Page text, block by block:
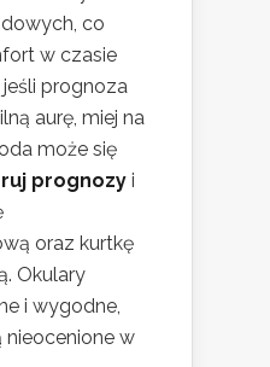
co
w czasie
prognoza
aurę, miej na
może się
prognozy i
oraz kurtkę
Okulary
i wygodne,
nieocenione w